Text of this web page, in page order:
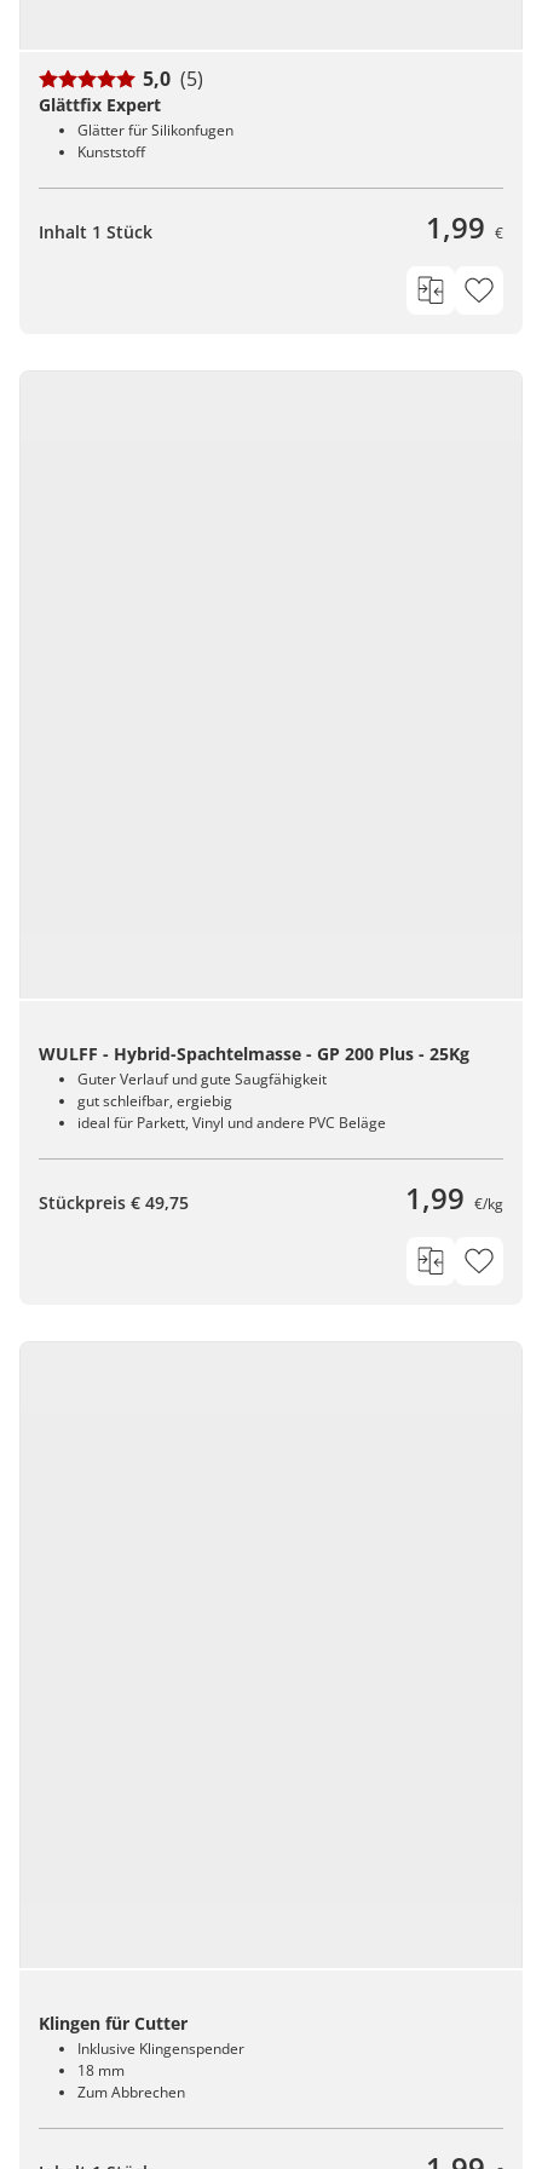
5,0 (5)
Glättfix Expert
Glätter für Silikonfugen
Kunststoff
Inhalt 1 Stück 1,99 €
WULFF - Hybrid-Spachtelmasse - GP 200 Plus - 25Kg
Guter Verlauf und gute Saugfähigkeit
gut schleifbar, ergiebig
ideal für Parkett, Vinyl und andere PVC Beläge
Stückpreis € 49,75 1,99 €/kg
Klingen für Cutter
Inklusive Klingenspender
18 mm
Zum Abbrechen